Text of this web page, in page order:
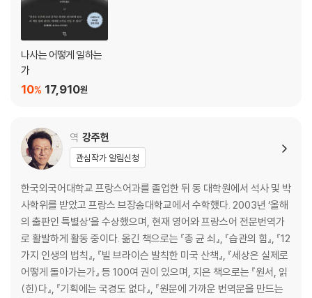
나사는 어떻게 일하는
가
17,910원
10%
역 강주헌
관심작가 알림신청
한국외국어대학교 프랑스어과를 졸업한 뒤 동 대학원에서 석사 및 박
사학위를 받았고 프랑스 브장송대학교에서 수학했다. 2003년 ‘올해
의 출판인 특별상’을 수상했으며, 현재 영어와 프랑스어 전문번역가
로 활발하게 활동 중이다. 옮긴 책으로는 『총 균 쇠』, 『습관의 힘』, 『12
가지 인생의 법칙』, 『빌 브라이슨 발칙한 미국 산책』, 『세상은 실제로
어떻게 돌아가는가』 등 100여 권이 있으며, 지은 책으로는 『원서, 읽
(힌)다』, 『기획에는 국경도 없다』, 『원문에 가까운 번역문을 만드는